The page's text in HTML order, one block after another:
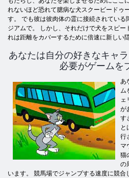
れないほど恐れて臆病な犬スクービードゥ
す。 でも彼は彼肉体の霊に接続されている
ジアムで。 しかし、それだけで犬をスピ
れは距離をカバーするために倍速に新しい
あなたは自分の好きなキャ
必要がゲームを
あ
ム
ェ
が
す
と
行
マ
猫
の
います。 競馬場でジャンプする速度に競合